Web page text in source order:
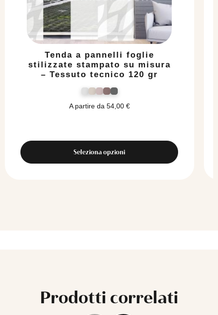
Tenda a pannelli foglie
stilizzate stampato su misura
– Tessuto tecnico 120 gr
A partire da 54,00 €
Seleziona opzioni
Prodotti correlati